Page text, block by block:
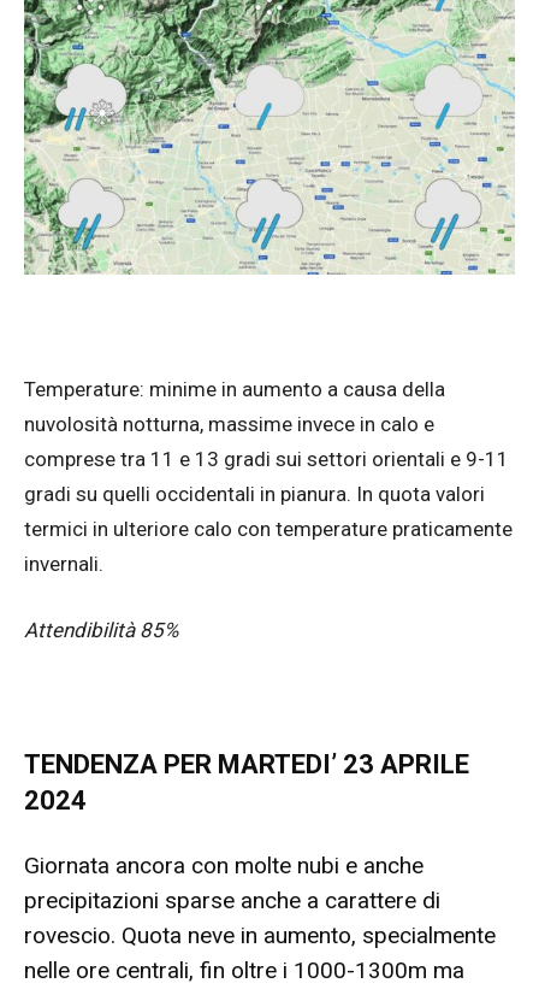
Temperature: minime in aumento a causa della
nuvolosità notturna, massime invece in calo e
comprese tra 11 e 13 gradi sui settori orientali e 9-11
gradi su quelli occidentali in pianura. In quota valori
termici in ulteriore calo con temperature praticamente
invernali.
Attendibilità 85%
TENDENZA PER MARTEDI’ 23 APRILE
2024
Giornata ancora con molte nubi e anche
precipitazioni sparse anche a carattere di
rovescio. Quota neve in aumento, specialmente
nelle ore centrali, fin oltre i 1000-1300m ma